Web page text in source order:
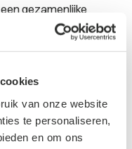
van onze website
te personaliseren,
en om ons
gezamenlijke
grote eenmalige
kunnen
zorgt ervoor dat
van grote
regelmatig checks
met de